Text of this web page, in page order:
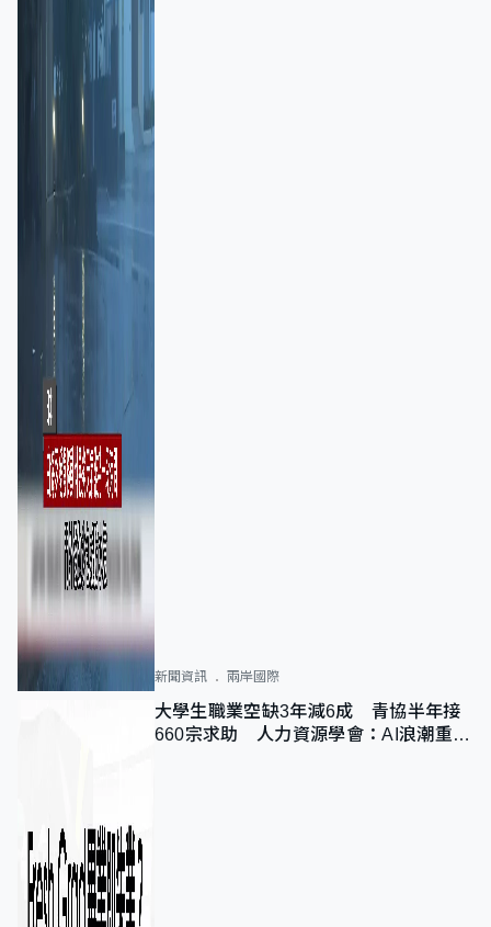
新聞資訊 兩岸國際
大學生職業空缺3年減6成 青協半年接
660宗求助 人力資源學會：AI浪潮重整